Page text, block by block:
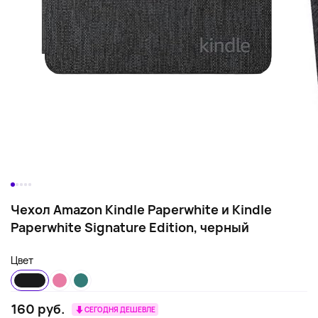
Чехол Amazon Kindle Paperwhite и Kindle
Paperwhite Signature Edition, черный
Цвет
160 руб. СЕГОДНЯ ДЕШЕВЛЕ